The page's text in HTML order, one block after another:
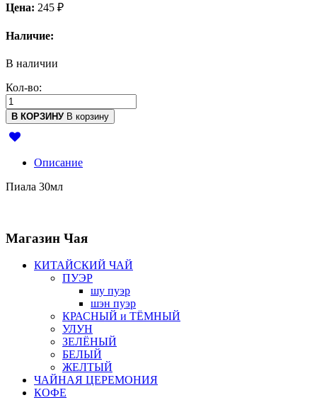
Цена: 245 ₽
Наличие:
В наличии
Кол-во:
В КОРЗИНУ В корзину
Описание
Пиала 30мл
Магазин Чая
КИТАЙСКИЙ ЧАЙ
ПУЭР
шу пуэр
шэн пуэр
КРАСНЫЙ и ТЁМНЫЙ
УЛУН
ЗЕЛЁНЫЙ
БЕЛЫЙ
ЖЕЛТЫЙ
ЧАЙНАЯ ЦЕРЕМОНИЯ
КОФЕ